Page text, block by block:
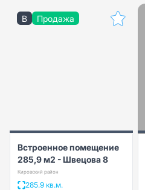
B Продажа
Встроенное помещение
285,9 м2 - Швецова 8
Кировский район
285.9 кв.м.